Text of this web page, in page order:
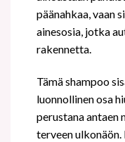
päänahkaa, vaan
ainesosia, jotka
rakennetta.
Tämä shampoo
luonnollinen osa
perustana antaen
terveen